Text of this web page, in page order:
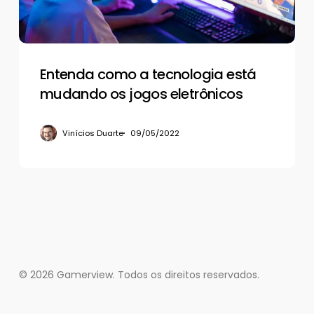
jogos
eletrônicos
Entenda como a tecnologia está
mudando os jogos eletrônicos
Vinícios Duarte 09/05/2022
© 2026 Gamerview. Todos os direitos reservados.